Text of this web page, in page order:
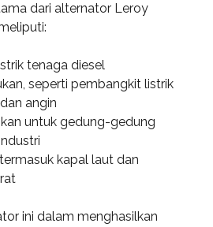
dari alternator Leroy
tenaga diesel
seperti pembangkit listrik
angin
untuk gedung-gedung
kapal laut dan
ini dalam menghasilkan